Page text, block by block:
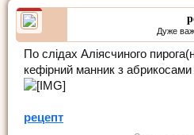
Дуже
По слідах Аліясчиного
кефірний манник з абрикосами
рецепт